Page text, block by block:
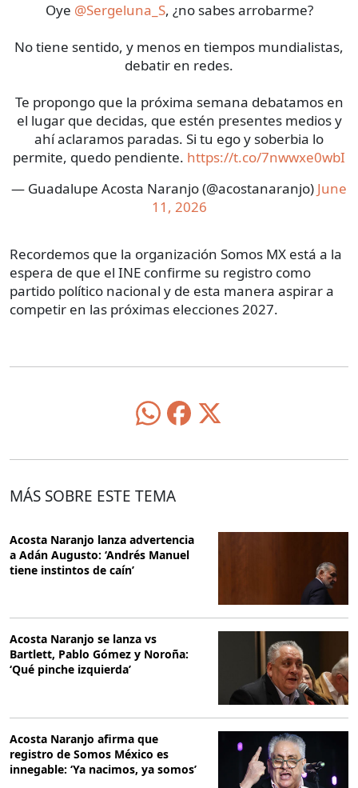
Oye @Sergeluna_S, ¿no sabes arrobarme?
No tiene sentido, y menos en tiempos mundialistas,
debatir en redes.
Te propongo que la próxima semana debatamos en
el lugar que decidas, que estén presentes medios y
ahí aclaramos paradas. Si tu ego y soberbia lo
permite, quedo pendiente. https://t.co/7nwwxe0wbI
— Guadalupe Acosta Naranjo (@acostanaranjo) June
11, 2026
Recordemos que la organización Somos MX está a la
espera de que el INE confirme su registro como
partido político nacional y de esta manera aspirar a
competir en las próximas elecciones 2027.
MÁS SOBRE ESTE TEMA
Acosta Naranjo lanza advertencia
a Adán Augusto: ‘Andrés Manuel
tiene instintos de caín’
Acosta Naranjo se lanza vs
Bartlett, Pablo Gómez y Noroña:
‘Qué pinche izquierda’
Acosta Naranjo afirma que
registro de Somos México es
innegable: ‘Ya nacimos, ya somos’